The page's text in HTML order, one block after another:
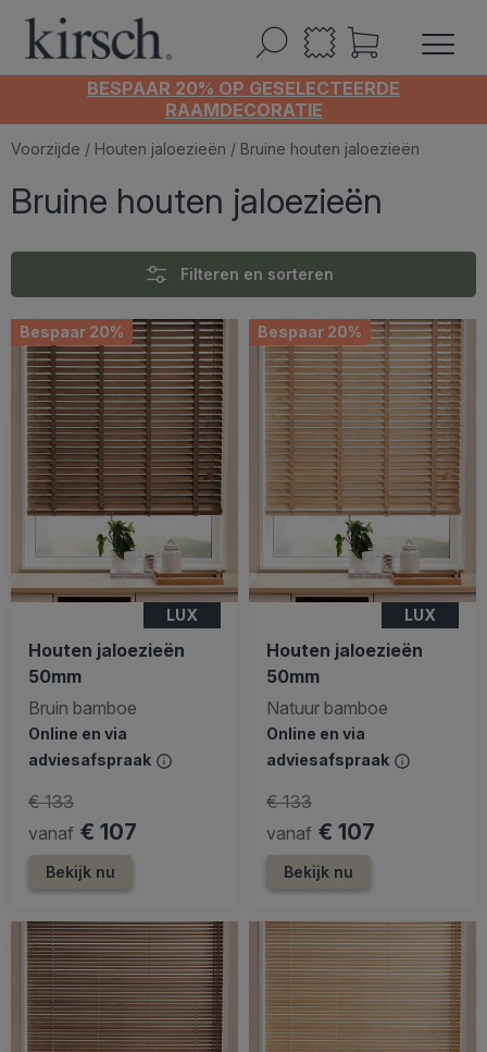
BESPAAR 20% OP GESELECTEERDE
RAAMDECORATIE
Voorzijde / Houten jaloezieën / Bruine houten jaloezieën
Bruine houten jaloezieën
Filteren en sorteren
Bespaar 20%
LUX
Houten jaloezieën
50mm
Bruin bamboe
Online en via
adviesafspraak
vanaf € 107
€ 133
Bekijk nu
Bespaar 20%
LUX
Houten jaloezieën
50mm
Natuur bamboe
Online en via
adviesafspraak
vanaf € 107
€ 133
Bekijk nu